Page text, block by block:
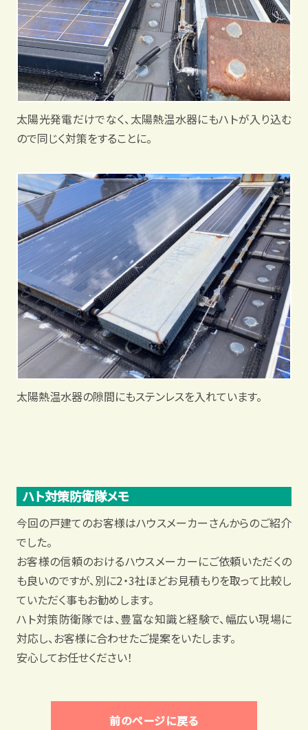
太陽光発電だけでなく、太陽熱温水器にもハトが入り込む
ので同じく対策をすることに。
太陽熱温水器の隙間にもステンレスを入れています。
ハト対策防衛隊メモ
今回の戸建てのお客様はハウスメーカーさんからのご紹介
でした。
お客様の信頼のおけるハウスメーカーにご依頼いただくの
も良いのですが、別に2・3社ほどお見積もりを取って比較し
ていただく事もお勧めします。
ハト対策防衛隊では、豊富な知識と経験で、幅広い現場に
対応し、お客様に合わせたご提案をいたします。
安心してお任せください！
前のページに戻る